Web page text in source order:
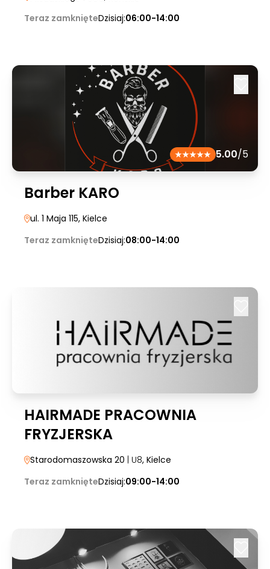
Teraz zamknięteDzisiaj:06:00-14:00
5.00/5
Barber KARO
ul. 1 Maja 115, Kielce
Teraz zamknięteDzisiaj:08:00-14:00
HAIRMADE PRACOWNIA
FRYZJERSKA
Starodomaszowska 20 | U8, Kielce
Teraz zamknięteDzisiaj:09:00-14:00